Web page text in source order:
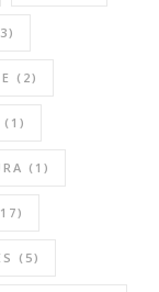
(2)
(1)
(1)
(5)